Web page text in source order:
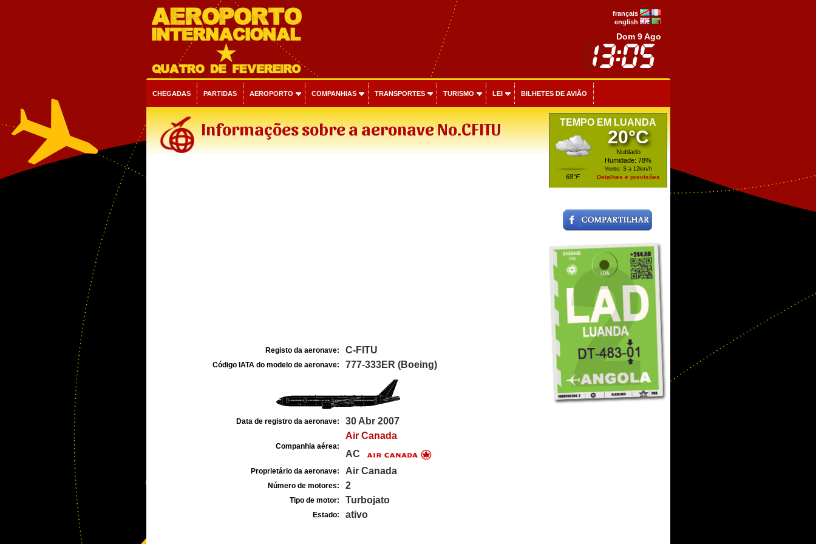
français
english
Dom 9 Ago
CHEGADAS PARTIDAS AEROPORTO COMPANHIAS TRANSPORTES TURISMO LEI BILHETES DE AVIÃO
Informações sobre a aeronave No.CFITU
Registo da aeronave: C-FITU
Código IATA do modelo de aeronave: 777-333ER (Boeing)
Data de registro da aeronave: 30 Abr 2007
Companhia aérea:
Air Canada
AC
Proprietário da aeronave: Air Canada
Número de motores: 2
Tipo de motor: Turbojato
Estado: ativo
TEMPO EM LUANDA
68°F
20°C
Nublado
Humidade: 78%
Vento: S a 12km/h
Detalhes e previsões